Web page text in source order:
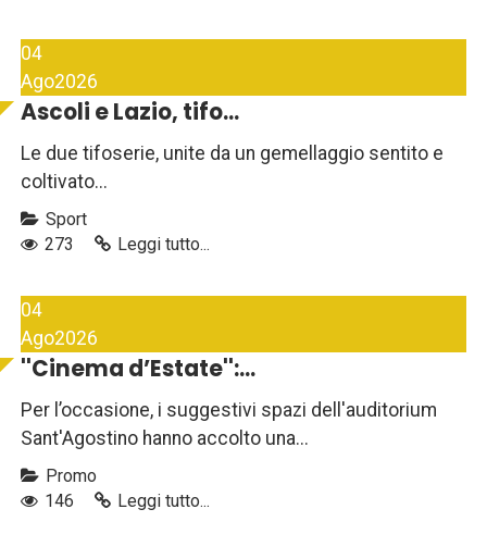
04
Ago2026
Ascoli e Lazio, tifo...
Le due tifoserie, unite da un gemellaggio sentito e
coltivato...
Sport
273
Leggi tutto...
04
Ago2026
''Cinema d’Estate'':...
Per l’occasione, i suggestivi spazi dell'auditorium
Sant'Agostino hanno accolto una...
Promo
146
Leggi tutto...